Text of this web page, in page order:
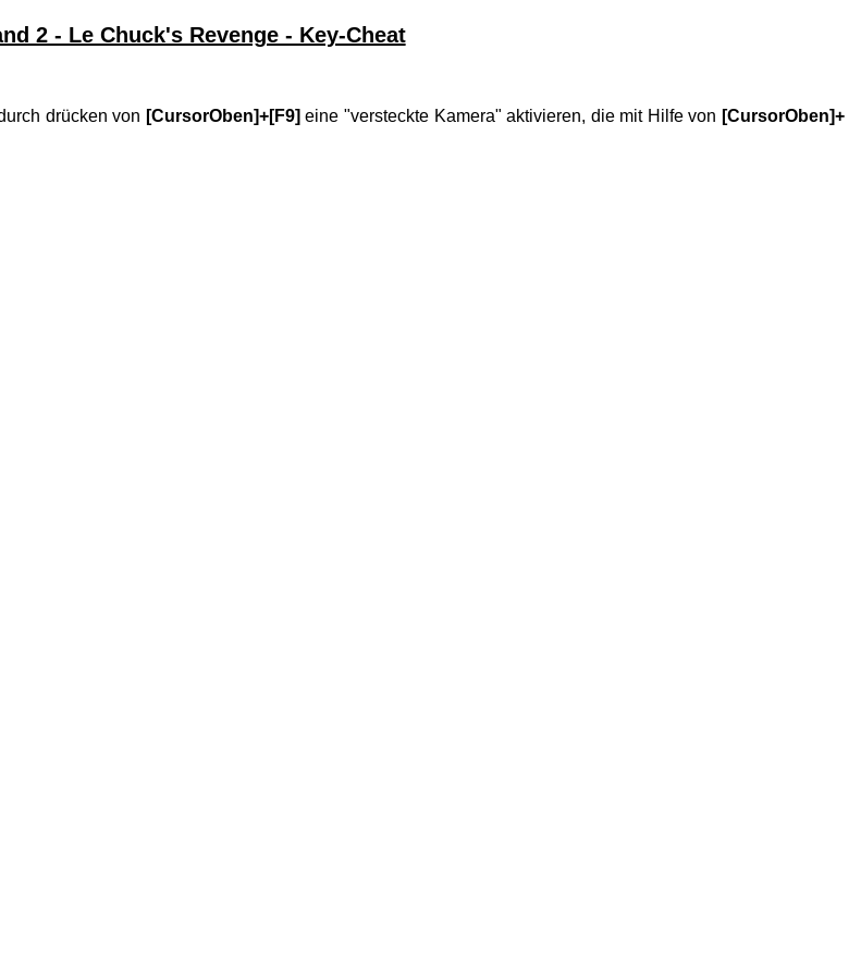
2 - Le Chuck's Revenge - Key-Cheat
drücken von [CursorOben]+[F9] eine "versteckte Kamera" aktivieren, die mit Hilfe von [CursorOben]+